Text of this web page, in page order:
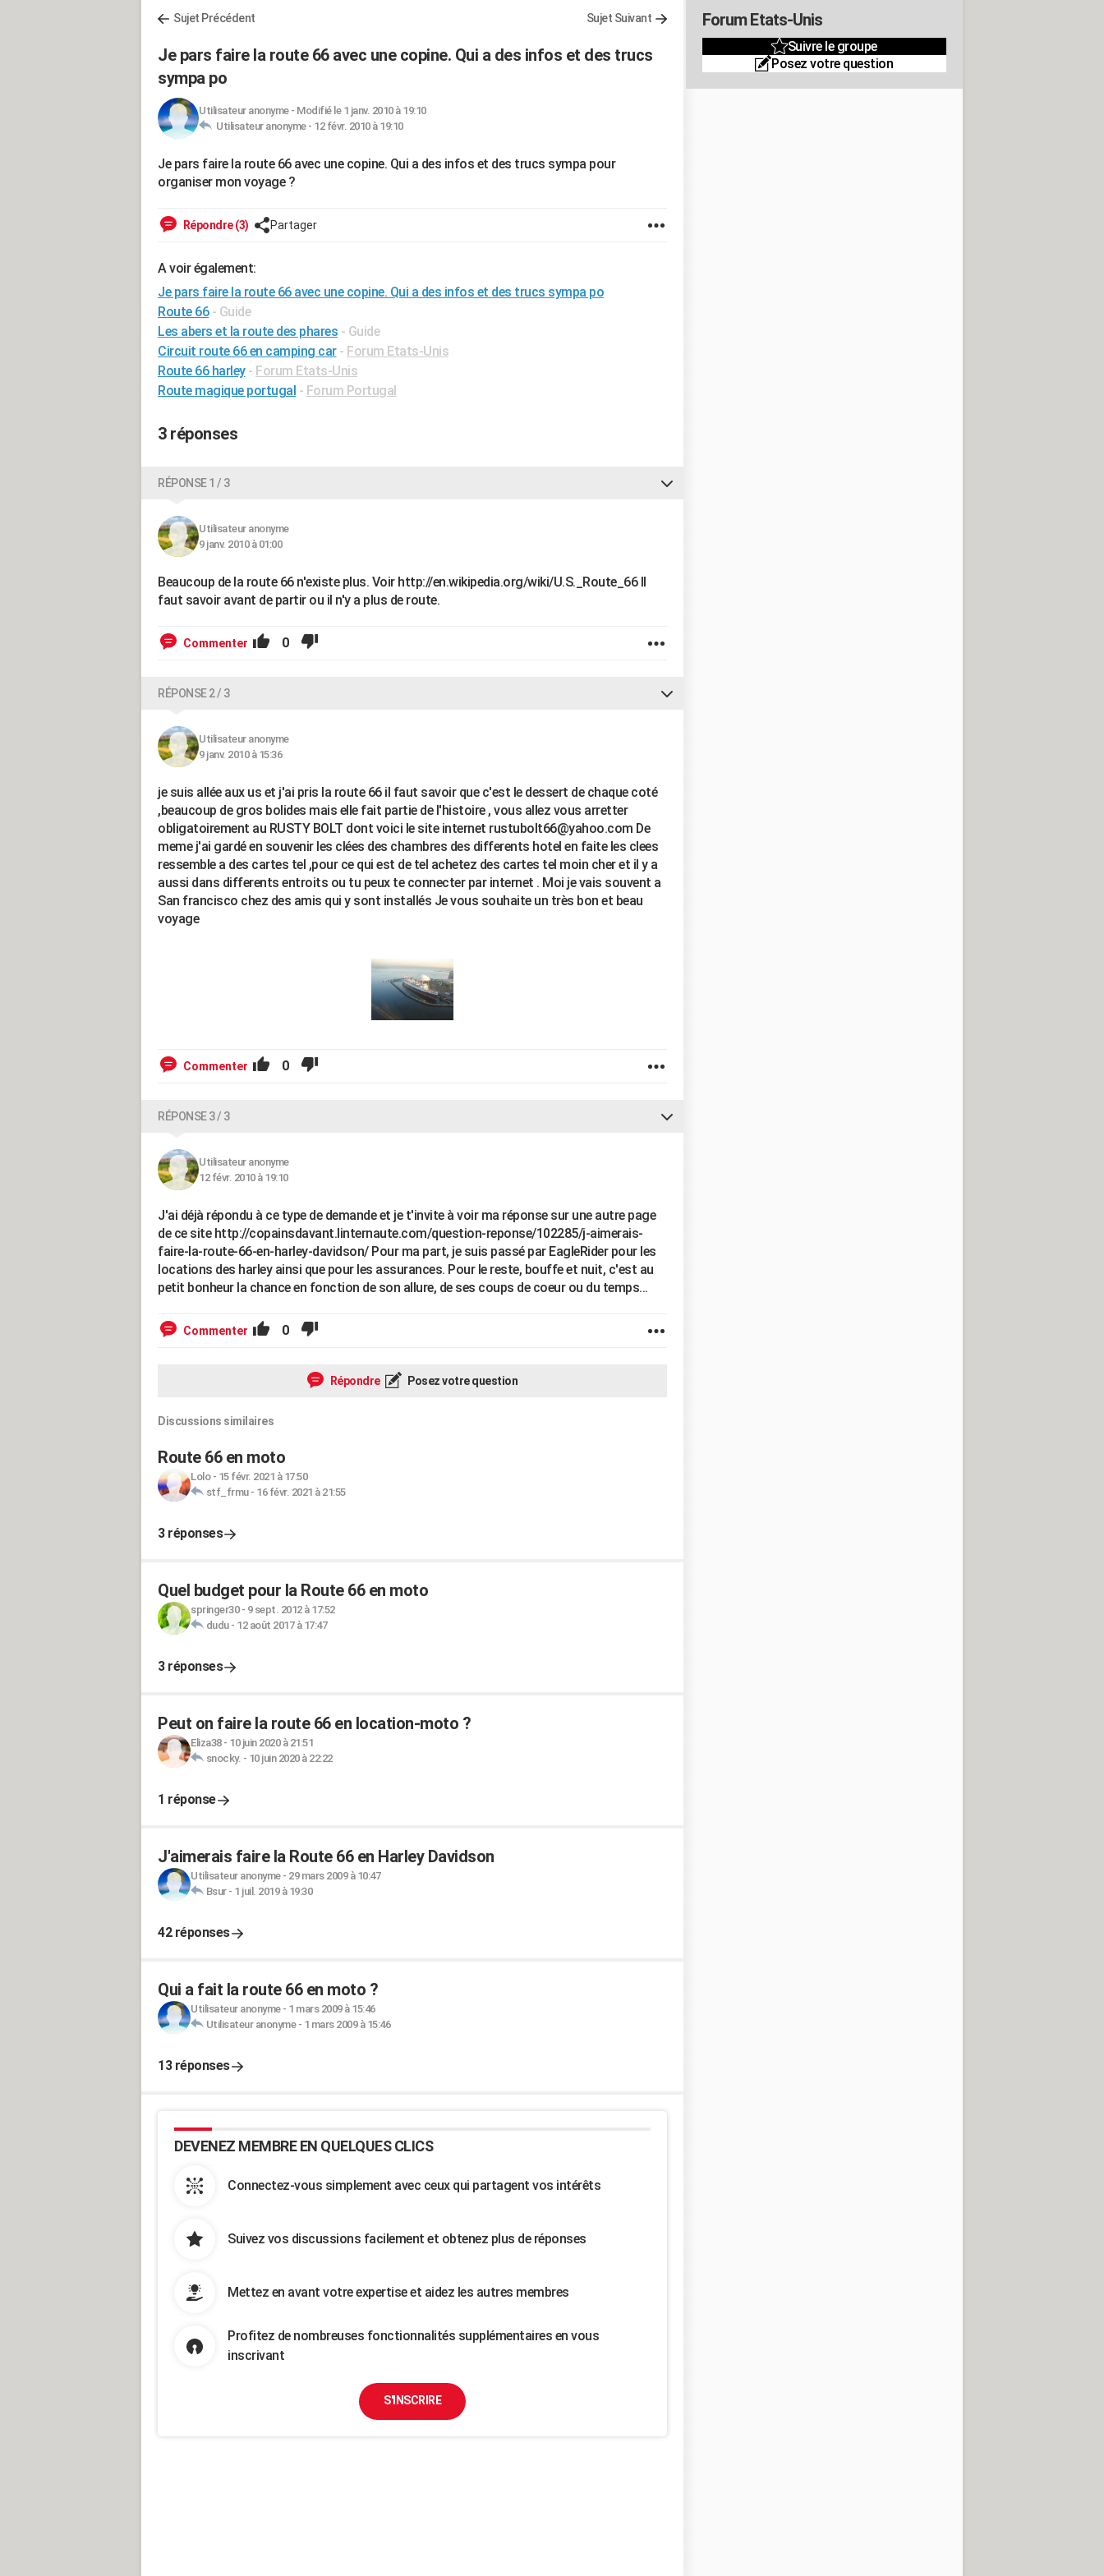
Sujet Précédent Sujet Suivant
Je pars faire la route 66 avec une copine. Qui a des infos et des trucs
sympa po
Utilisateur anonyme- Modifié le 1 janv. 2010 à 19:10
Utilisateur anonyme - 12 févr. 2010 à 19:10
Je pars faire la route 66 avec une copine. Qui a des infos et des trucs sympa pour
organiser mon voyage ?
Répondre (3) Partager
A voir également:
Je pars faire la route 66 avec une copine. Qui a des infos et des trucs sympa po
Route 66 - Guide
Les abers et la route des phares - Guide
Circuit route 66 en camping car - Forum Etats-Unis
Route 66 harley - Forum Etats-Unis
Route magique portugal - Forum Portugal
3 réponses
RÉPONSE 1 / 3
Utilisateur anonyme
9 janv. 2010 à 01:00
Beaucoup de la route 66 n'existe plus. Voir http://en.wikipedia.org/wiki/U.S._Route_66 Il
faut savoir avant de partir ou il n'y a plus de route.
Commenter 0
RÉPONSE 2 / 3
Utilisateur anonyme
9 janv. 2010 à 15:36
je suis allée aux us et j'ai pris la route 66 il faut savoir que c'est le dessert de chaque coté
,beaucoup de gros bolides mais elle fait partie de l'histoire , vous allez vous arretter
obligatoirement au RUSTY BOLT dont voici le site internet rustubolt66@yahoo.com De
meme j'ai gardé en souvenir les clées des chambres des differents hotel en faite les clees
ressemble a des cartes tel ,pour ce qui est de tel achetez des cartes tel moin cher et il y a
aussi dans differents entroits ou tu peux te connecter par internet . Moi je vais souvent a
San francisco chez des amis qui y sont installés Je vous souhaite un très bon et beau
voyage
Commenter 0
RÉPONSE 3 / 3
Utilisateur anonyme
12 févr. 2010 à 19:10
J'ai déjà répondu à ce type de demande et je t'invite à voir ma réponse sur une autre page
de ce site http://copainsdavant.linternaute.com/question-reponse/102285/j-aimerais-
faire-la-route-66-en-harley-davidson/ Pour ma part, je suis passé par EagleRider pour les
locations des harley ainsi que pour les assurances. Pour le reste, bouffe et nuit, c'est au
petit bonheur la chance en fonction de son allure, de ses coups de coeur ou du temps...
Commenter 0
Répondre Posez votre question
Discussions similaires
Route 66 en moto
Lolo- 15 févr. 2021 à 17:50
stf_frmu- 16 févr. 2021 à 21:55
3 réponses
Quel budget pour la Route 66 en moto
springer30- 9 sept. 2012 à 17:52
dudu- 12 août 2017 à 17:47
3 réponses
Peut on faire la route 66 en location-moto ?
Eliza38- 10 juin 2020 à 21:51
snocky. - 10 juin 2020 à 22:22
1 réponse
J'aimerais faire la Route 66 en Harley Davidson
Utilisateur anonyme- 29 mars 2009 à 10:47
Bsur- 1 juil. 2019 à 19:30
42 réponses
Qui a fait la route 66 en moto ?
Utilisateur anonyme- 1 mars 2009 à 15:46
Utilisateur anonyme- 1 mars 2009 à 15:46
13 réponses
DEVENEZ MEMBRE EN QUELQUES CLICS
Connectez-vous simplement avec ceux qui partagent vos intérêts
Suivez vos discussions facilement et obtenez plus de réponses
Mettez en avant votre expertise et aidez les autres membres
Profitez de nombreuses fonctionnalités supplémentaires en vous
inscrivant
S'INSCRIRE
Forum Etats-Unis
Suivre le groupe
Posez votre question